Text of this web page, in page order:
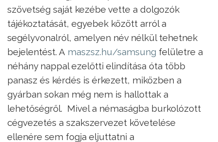
szövetség saját kezébe vette a dolgozók
tájékoztatását, egyebek között arról a
segélyvonalról, amelyen név nélkül tehetnek
bejelentést. A maszsz.hu/samsung felületre a
néhány nappal ezelőtti elindítása óta több
panasz és kérdés is érkezett, miközben a
gyárban sokan még nem is hallottak a
lehetőségről. Mivel a némaságba burkolózott
cégvezetés a szakszervezet követelése
ellenére sem fogja eljuttatni a